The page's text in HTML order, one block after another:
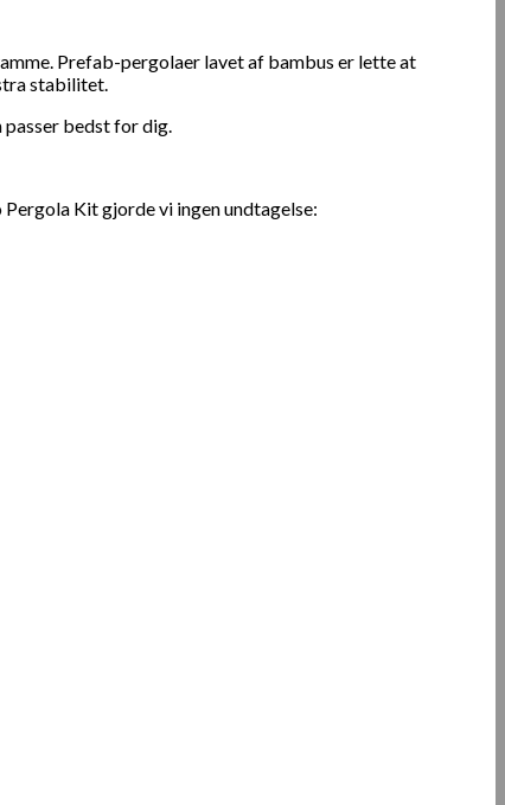
Prefab-pergolaer lavet af bambus er lette at
stabilitet.
bedst for dig.
Kit gjorde vi ingen undtagelse: